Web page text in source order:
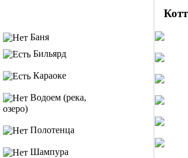
Баня
Бильярд
Караоке
Водоем (река,
озеро)
Полотенца
Шампура